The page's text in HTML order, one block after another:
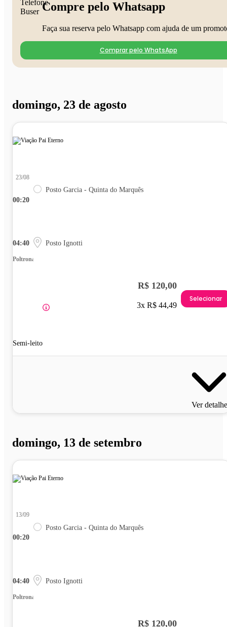
Compre pelo Whatsapp
Faça sua reserva pelo Whatsapp com ajuda de um
Comprar pelo WhatsApp
domingo, 23 de agosto
00:20
23/08
Posto Garcia - Quinta do Marquês
04:40 Posto Ignotti
Poltrona
Semi-leito
R$ 120,00
3x R$ 44,49
Selecionar
Ver
domingo, 13 de setembro
00:20
13/09
Posto Garcia - Quinta do Marquês
04:40 Posto Ignotti
Poltrona
R$ 120,00